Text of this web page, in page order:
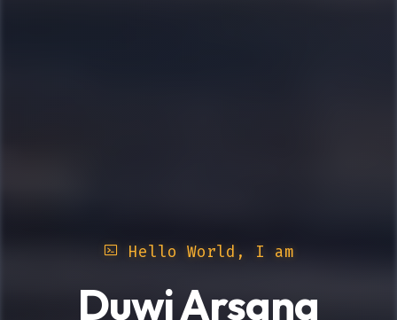
Hello World, I am
Duwi Arsana